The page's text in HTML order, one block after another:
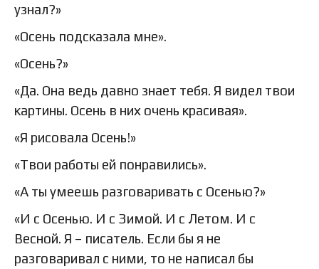
узнал?»
«Осень подсказала мне».
«Осень?»
«Да. Она ведь давно знает тебя. Я видел твои
картины. Осень в них очень красивая».
«Я рисовала Осень!»
«Твои работы ей понравились».
«А ты умеешь разговаривать с Осенью?»
«И с Осенью. И с Зимой. И с Летом. И с
Весной. Я – писатель. Если бы я не
разговаривал с ними, то не написал бы